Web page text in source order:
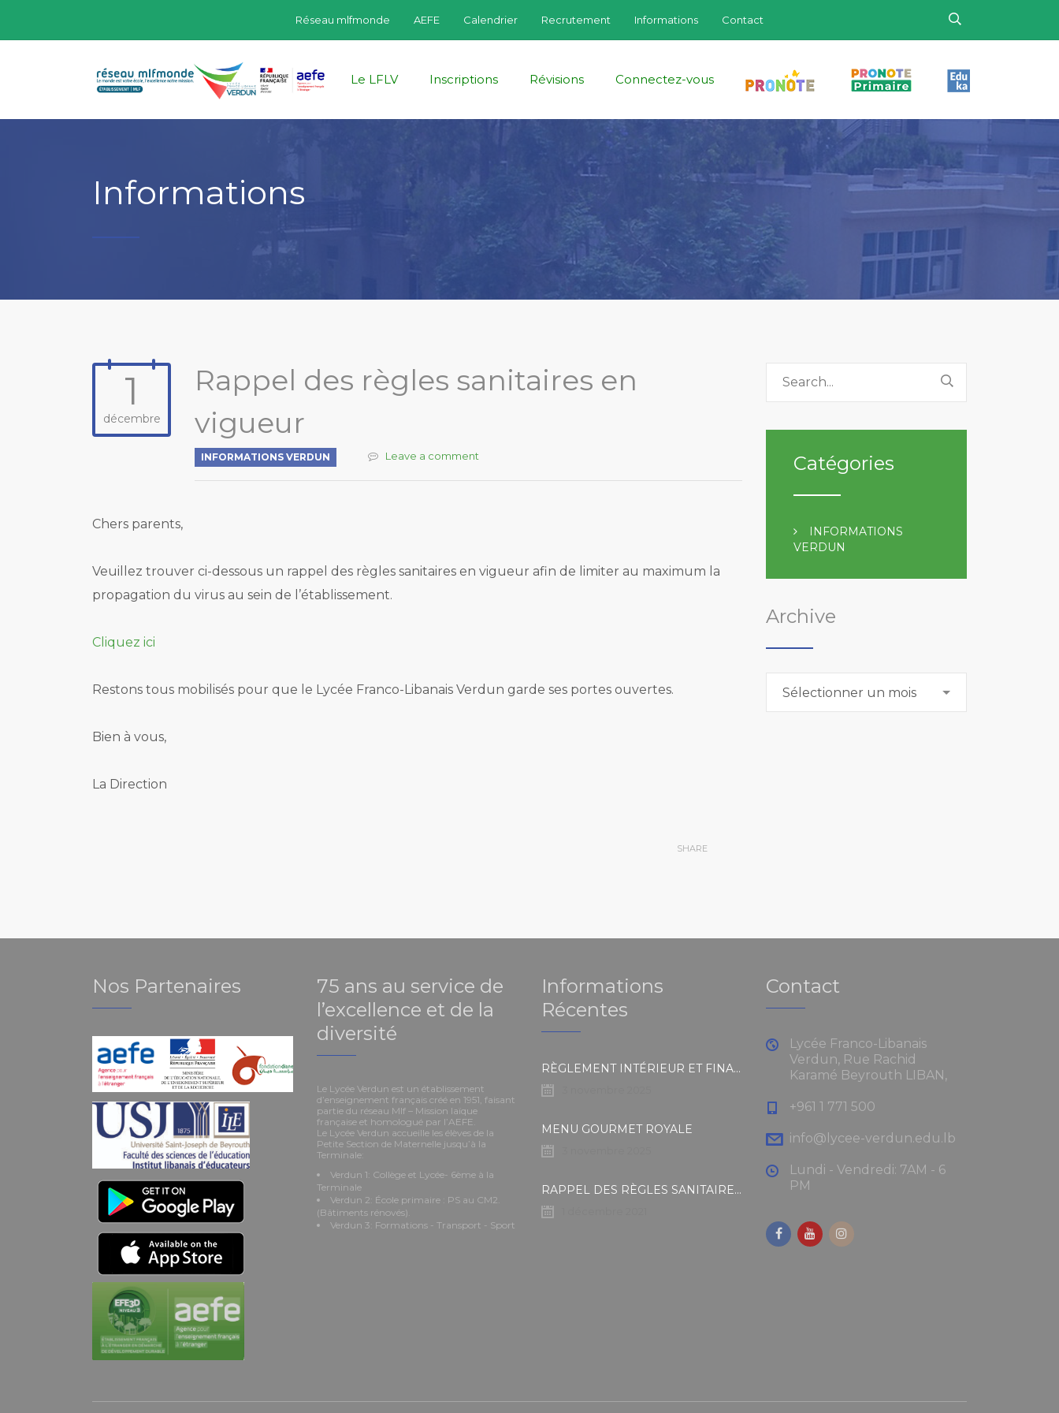
Réseau mlfmonde AEFE Calendrier Recrutement Informations Contact
Le LFLV Inscriptions Révisions Connectez-vous
Informations
1
décembre
Rappel des règles sanitaires en
vigueur
INFORMATIONS VERDUN Leave a comment
Chers parents,
Veuillez trouver ci-dessous un rappel des règles sanitaires en vigueur afin de limiter au maximum la
propagation du virus au sein de l’établissement.
Cliquez ici
Restons tous mobilisés pour que le Lycée Franco-Libanais Verdun garde ses portes ouvertes.
Bien à vous,
La Direction
SHARE
Catégories
INFORMATIONS
VERDUN
Archive
Sélectionner un mois
Nos Partenaires
75 ans au service de
l’excellence et de la
diversité
Le Lycée Verdun est un établissement
d’enseignement français créé en 1951, faisant
partie du réseau Mlf – Mission laïque
française et homologué par l’AEFE.
Le Lycée Verdun accueille les élèves de la
Petite Section de Maternelle jusqu’à la
Terminale:
Verdun 1: Collège et Lycée- 6ème à la
Terminale
Verdun 2: École primaire : PS au CM2.
(Bâtiments rénovés).
Verdun 3: Formations - Transport - Sport
Informations
Récentes
RÈGLEMENT INTÉRIEUR ET FINANCIER
MENU GOURMET ROYALE
RAPPEL DES RÈGLES SANITAIRES EN VIGUEUR
Contact
Lycée Franco-Libanais
Verdun, Rue Rachid
Karamé Beyrouth LIBAN,
+961 1 771 500
info@lycee-verdun.edu.lb
Lundi - Vendredi: 7AM - 6
PM